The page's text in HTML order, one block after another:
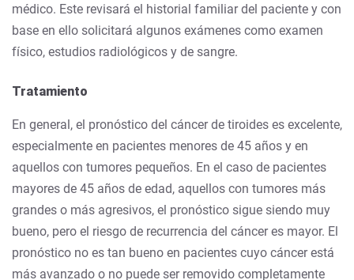
médico. Este revisará el historial familiar del paciente y con
base en ello solicitará algunos exámenes como examen
físico, estudios radiológicos y de sangre.
Tratamiento
En general, el pronóstico del cáncer de tiroides es excelente,
especialmente en pacientes menores de 45 años y en
aquellos con tumores pequeños. En el caso de pacientes
mayores de 45 años de edad, aquellos con tumores más
grandes o más agresivos, el pronóstico sigue siendo muy
bueno, pero el riesgo de recurrencia del cáncer es mayor. El
pronóstico no es tan bueno en pacientes cuyo cáncer está
más avanzado o no puede ser removido completamente